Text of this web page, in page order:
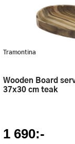
Tramontina
Wooden Board serveringsfat
37x30 cm teak
1 690:-